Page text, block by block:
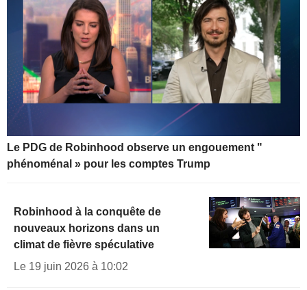
Le PDG de Robinhood observe un engouement "
phénoménal » pour les comptes Trump
Robinhood à la conquête de
nouveaux horizons dans un
climat de fièvre spéculative
Le 19 juin 2026 à 10:02